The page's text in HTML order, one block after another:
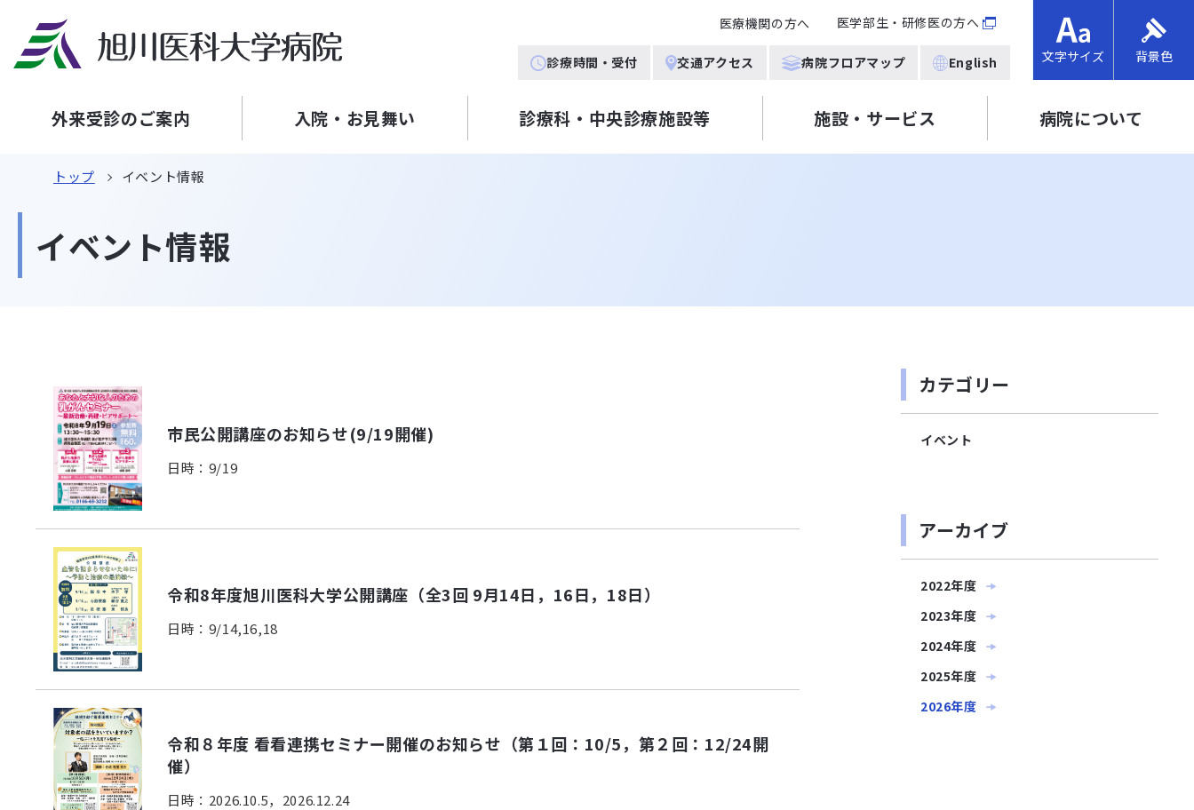
医療機関の方へ 医学部生・研修医の方へ
診療時間・受付 交通アクセス 病院フロアマップ English 文字サイズ 背景色
外来受診のご案内 入院・お見舞い 診療科・中央診療施設等 施設・サービス 病院について
トップ イベント情報
イベント情報
市民公開講座のお知らせ(9/19開催)
日時：9/19
令和8年度旭川医科大学公開講座（全3回 9月14日，16日，18日）
日時：9/14,16,18
令和８年度 看看連携セミナー開催のお知らせ（第１回：10/5，第２回：12/24開
催）
日時：2026.10.5，2026.12.24
カテゴリー
イベント
アーカイブ
2022年度
2023年度
2024年度
2025年度
2026年度